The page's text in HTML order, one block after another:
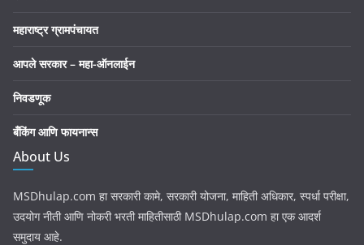
महाराष्ट्र ग्रामपंचायत
आपले सरकार – महा-ऑनलाईन
निवडणूक
बँकिंग आणि फायनान्स
About Us
MSDhulap.com हा सरकारी कामे, सरकारी योजना, माहिती अधिकार, स्पर्धा परीक्षा,
उदयोग नीती आणि नोकरी भरती माहितीसाठी MSDhulap.com हा एक आदर्श
समुदाय आहे.